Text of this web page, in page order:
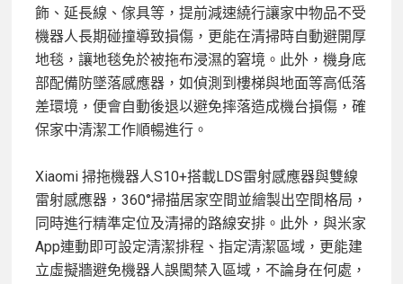
飾、延長線、傢具等，提前減速繞行讓家中物品不受
機器人長期碰撞導致損傷，更能在清掃時自動避開厚
地毯，讓地毯免於被拖布浸濕的窘境。此外，機身底
部配備防墜落感應器，如偵測到樓梯與地面等高低落
差環境，便會自動後退以避免摔落造成機台損傷，確
保家中清潔工作順暢進行。
Xiaomi 掃拖機器人S10+搭載LDS雷射感應器與雙線
雷射感應器，360°掃描居家空間並繪製出空間格局，
同時進行精準定位及清掃的路線安排。此外，與米家
App連動即可設定清潔排程、指定清潔區域，更能建
立虛擬牆避免機器人誤闖禁入區域，不論身在何處，